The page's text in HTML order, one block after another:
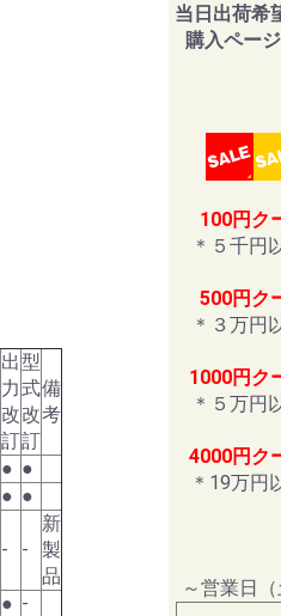
出
力
改
訂
型
式
改
訂
備
考
● ●
● ●
- -
新
製
品
● -
当日出荷希
購入ペー
100円ク
＊５千円
500円ク
＊３万円
1000円ク
＊５万円
4000円ク
＊19万円
～営業日